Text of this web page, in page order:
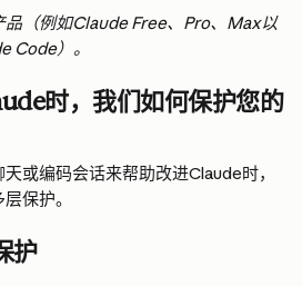
品（例如Claude Free、Pro、Max以
Code）。
时，我们如何保护您的
或编码会话来帮助改进Claude时，
保护。
护